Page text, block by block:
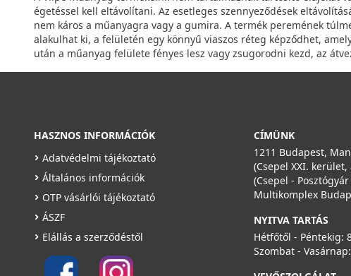
égetéssel kell eltávolítani. Az esetleges szennyeződések
nem káros a műanyagra vagy a gumira. A termék peremének
alakulhat ki, a felületén egy könnyű viaszos réteg képződhet,
után a műanyag felülete fényes lesz vagy zsugorodni kezd, az
HASZNOS INFORMÁCIÓK
Adatvédelmi tájékoztató
Általános információk
OTP vásárlói tájékoztató
ÁSZF
Elállás a szerződéstől
CÍMÜNK
1211 Budapest,
(Csepel XXI.
(Csepel -
Multikomplex
NYITVA TARTÁS
Hétfőtől - Péntekig:
Szombat -